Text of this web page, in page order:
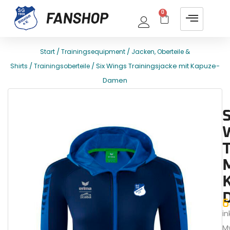
0
Start /Trainingsequipment / Jacken, Oberteile &
Shirts /Trainingsoberteile / Six Wings Trainingsjacke mit Kapuze-
Damen